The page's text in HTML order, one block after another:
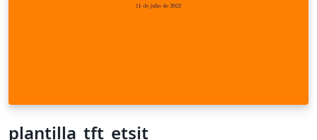
plantilla_tft_etsit